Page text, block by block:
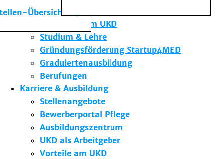
Übersicht
Die Institute des UKD
Forschung am UKD
Studium & Lehre
Gründungsförderung Startup4MED
Graduiertenausbildung
Berufungen
Karriere & Ausbildung
Stellenangebote
Bewerberportal Pflege
Ausbildungszentrum
UKD als Arbeitgeber
Vorteile am UKD